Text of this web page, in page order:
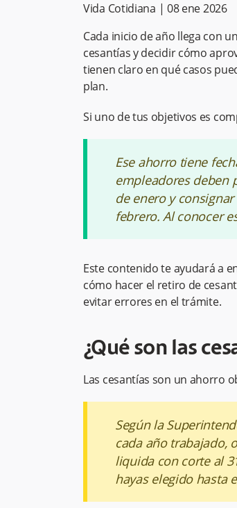
Vida Cotidiana | 08 ene 2026
Cada inicio de año llega con
cesantías y decidir cómo
tienen claro en qué casos
plan.
Si uno de tus objetivos es
Ese ahorro tiene
empleadores deben
de enero y
febrero. Al conocer
Este contenido te ayudará a
cómo hacer el retiro de
evitar errores en el trámite.
¿Qué son las
Las cesantías son un ahorro
Según la
cada año trabajado,
liquida con corte al
hayas elegido hasta